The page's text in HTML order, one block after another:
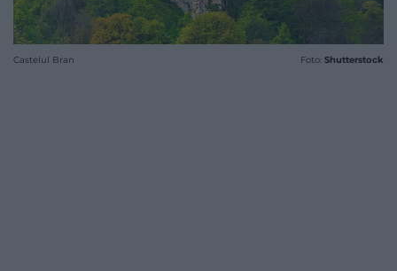
Castelul Bran Foto: Shutterstock